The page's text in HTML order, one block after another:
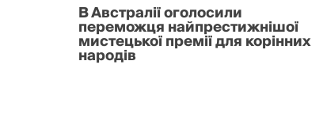
В Австралії оголосили
переможця найпрестижнішої
мистецької премії для корінних
народів